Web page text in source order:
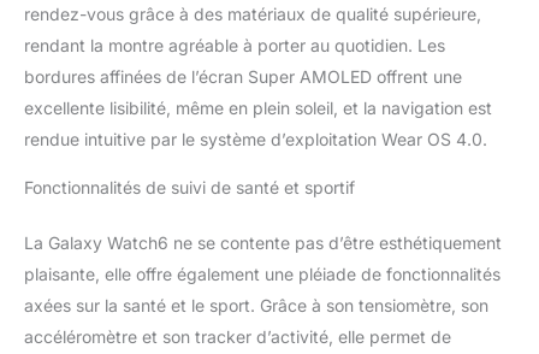
BioActive intégré.
Adoptez un parcours de
remise en forme détaillé
et personnalisé²⁴ ²⁵ ²⁶
Suivi du rythme
cardiaque : Surveillez
cardiaque depuis votre
alertes en cas
d’anomalies⁷ ¹⁸ ¹⁹ Un
écran agrandi : Faites
glisser et défiler sur le
plus grand écran jamais
rendez-vous grâce à des matériaux de qualité supérieure,
rendant la montre agréable à porter au quotidien. Les
bordures affinées de l’écran Super AMOLED offrent une
excellente lisibilité, même en plein soleil, et la navigation est
rendue intuitive par le système d’exploitation Wear OS 4.0.
Fonctionnalités de suivi de santé et sportif
La Galaxy Watch6 ne se contente pas d’être esthétiquement
plaisante, elle offre également une pléiade de fonctionnalités
axées sur la santé et le sport. Grâce à son tensiomètre, son
accéléromètre et son tracker d’activité, elle permet de